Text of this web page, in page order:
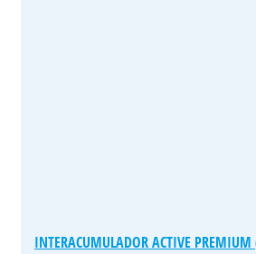
INTERACUMULADOR ACTIVE PREMIUM